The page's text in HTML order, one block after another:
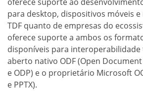
para desktop, dispositivos móveis
TDF quanto de empresas do
oferece suporte a ambos os
disponíveis para
aberto nativo ODF (Open Document
e ODP) e o proprietário Microsoft
e PPTX).